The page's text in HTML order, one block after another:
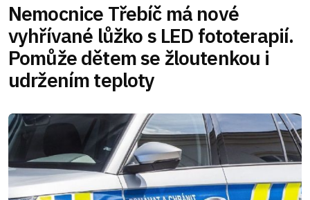
Nemocnice Třebíč má nové
vyhřívané lůžko s LED fototerapií.
Pomůže dětem se žloutenkou i
udržením teploty